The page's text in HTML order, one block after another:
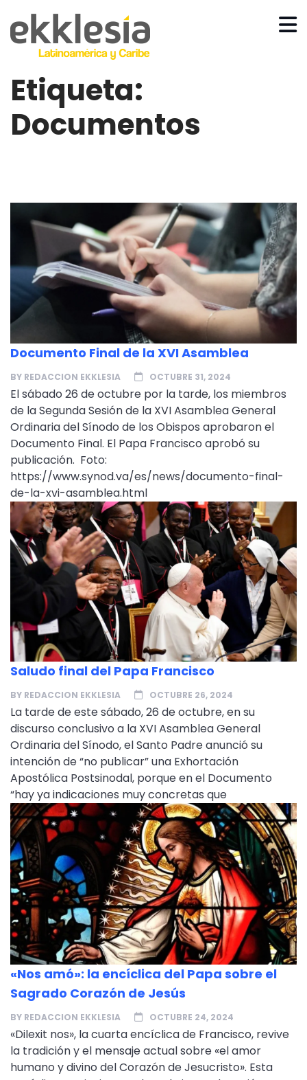
Etiqueta:
Documentos
Documento Final de la XVI Asamblea
BY REDACCION EKKLESIA OCTUBRE 31, 2024
El sábado 26 de octubre por la tarde, los miembros
de la Segunda Sesión de la XVI Asamblea General
Ordinaria del Sínodo de los Obispos aprobaron el
Documento Final. El Papa Francisco aprobó su
publicación. Foto:
https://www.synod.va/es/news/documento-final-
de-la-xvi-asamblea.html
Saludo final del Papa Francisco
BY REDACCION EKKLESIA OCTUBRE 26, 2024
La tarde de este sábado, 26 de octubre, en su
discurso conclusivo a la XVI Asamblea General
Ordinaria del Sínodo, el Santo Padre anunció su
intención de “no publicar” una Exhortación
Apostólica Postsinodal, porque en el Documento
“hay ya indicaciones muy concretas que
«Nos amó»: la encíclica del Papa sobre el
Sagrado Corazón de Jesús
BY REDACCION EKKLESIA OCTUBRE 24, 2024
«Dilexit nos», la cuarta encíclica de Francisco, revive
la tradición y el mensaje actual sobre «el amor
humano y divino del Corazón de Jesucristo». Esta